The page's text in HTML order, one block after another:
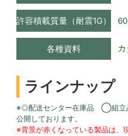
許容積載質量（耐震1G）
各種資料
ラインナップ
※◎配送センター在庫品 ◯組立
公開しております。
※背景が赤くなっている製品は、